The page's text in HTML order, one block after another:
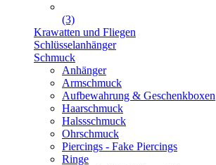
(3)
Krawatten und Fliegen
Schlüsselanhänger
Schmuck
Anhänger
Armschmuck
Aufbewahrung & Geschenkboxen
Haarschmuck
Halssschmuck
Ohrschmuck
Piercings - Fake Piercings
Ringe